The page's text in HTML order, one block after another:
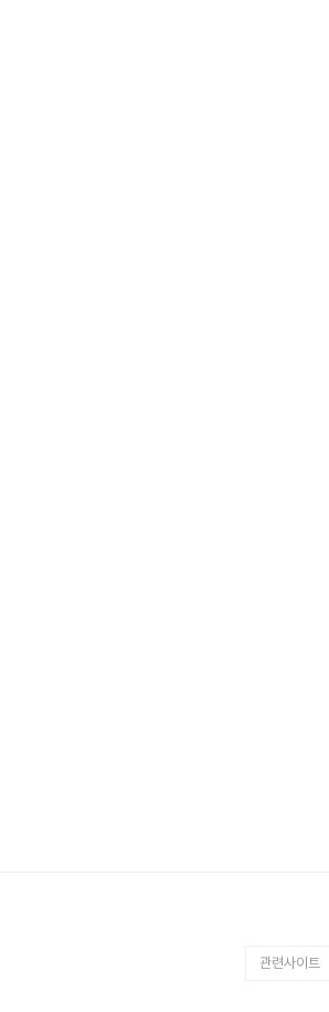
관련사이트